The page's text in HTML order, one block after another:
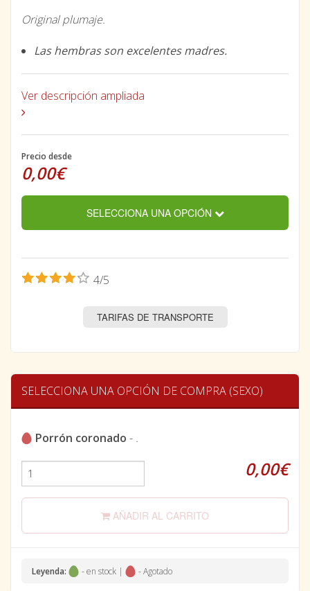
Original plumaje.
Las hembras son excelentes madres.
Ver descripción ampliada
Precio desde
0,00€
SELECCIONA UNA OPCIÓN
4/5
TARIFAS DE TRANSPORTE
SELECCIONA UNA OPCIÓN DE COMPRA (SEXO)
Porrón coronado - .
0,00€
AÑADIR AL CARRITO
Leyenda: - en stock | - Agotado